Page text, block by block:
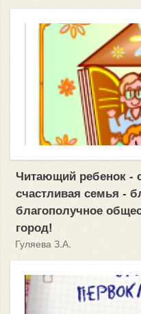
Читающий ребенок -
счастливая семья -
благополучное
город!
Гуляева З.А.